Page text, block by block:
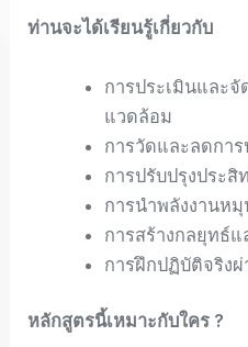
ท่านจะได้เรียนรู้เกี่ยวกับ
การประเมินและจั
แวดล้อม
การวัดและลดกา
การปรับปรุงประสิ
การนำพลังงานห
การสร้างกลยุทธ์
การฝึกปฏิบัติจริง
หลักสูตรนี้เหมาะกับใคร ?